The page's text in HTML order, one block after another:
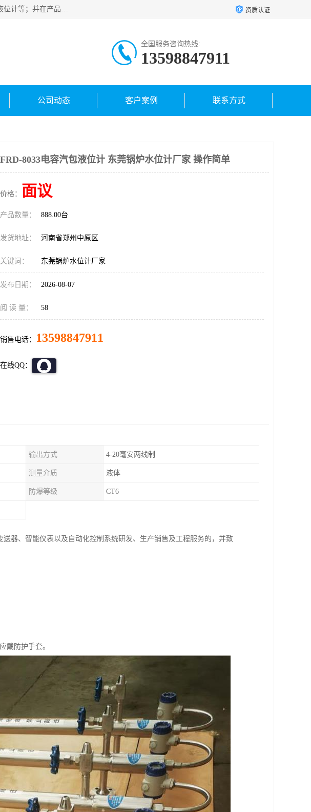
河南福瑞德仪表有限公司是生产销售电容液位计、液氨液位计、小量程液位计定制、智能锅炉水位计、液氮液位计等；并在产品开发、研制的过程中，吸取国内外仪器仪表的技术精华，建立了一支高、精、尖的科研开发队伍，使产品性能不断升级。 资质认证
全国服务咨询热线:
13598847911
公司动态 客户案例 联系方式
FRD-8033电容汽包液位计 东莞锅炉水位计厂家 操作简单
价格： 面议
产品数量： 888.00台
发货地址： 河南省郑州中原区
关键词： 东莞锅炉水位计厂家
发布日期： 2026-08-07
阅 读 量： 58
销售电话： 13598847911
在线QQ：
输出方式 4-20毫安两线制
测量介质 液体
防爆等级 CT6
器、智能仪表以及自动化控制系统研发、生产销售及工程服务的，并致
戴防护手套。